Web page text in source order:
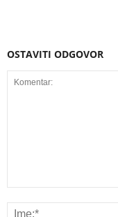
OSTAVITI ODGOVOR